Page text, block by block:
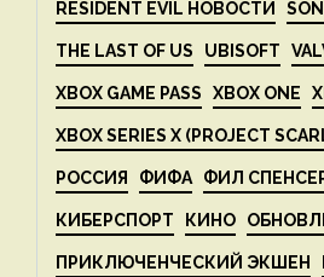
RESIDENT EVIL НОВОСТИ
THE LAST OF US UBISOFT
XBOX GAME PASS XBOX ONE
XBOX SERIES X (PROJECT
РОССИЯ ФИФА ФИЛ
КИБЕРСПОРТ КИНО
ПРИКЛЮЧЕНЧЕСКИЙ ЭКШЕН